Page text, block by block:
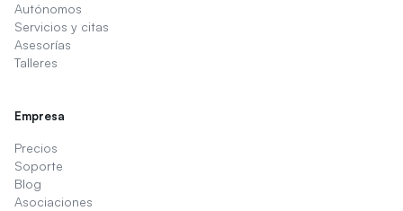
Autónomos
Servicios y citas
Asesorías
Talleres
Empresa
Precios
Soporte
Blog
Asociaciones